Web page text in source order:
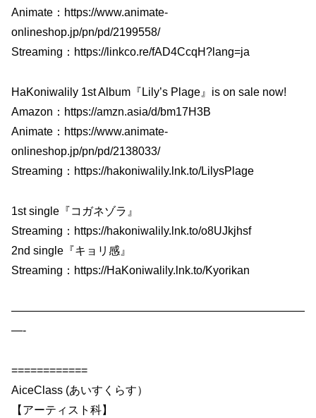
Animate：https://www.animate-
onlineshop.jp/pn/pd/2199558/
Streaming：https://linkco.re/fAD4CcqH?lang=ja
HaKoniwalily 1st Album『Lily’s Plage』is on sale now!
Amazon：https://amzn.asia/d/bm17H3B
Animate：https://www.animate-
onlineshop.jp/pn/pd/2138033/
Streaming：https://hakoniwalily.lnk.to/LilysPlage
1st single『コガネゾラ』
Streaming：https://hakoniwalily.lnk.to/o8UJkjhsf
2nd single『キョリ感』
Streaming：https://HaKoniwalily.lnk.to/Kyorikan
——————————————————————————
—-
============
AiceClass (あいすくらす）
【アーティスト科】